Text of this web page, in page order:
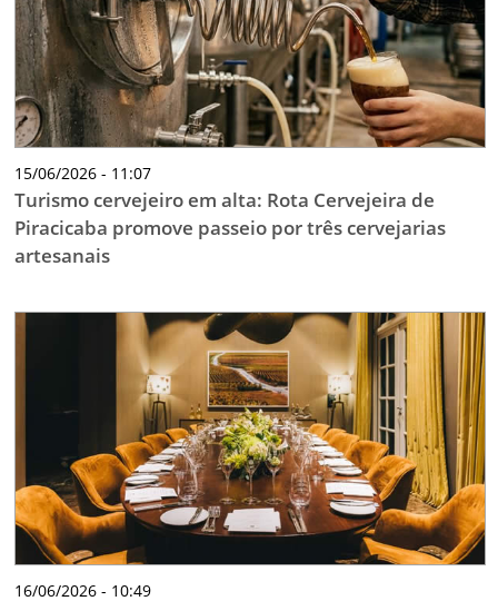
15/06/2026 - 11:07
Turismo cervejeiro em alta: Rota Cervejeira de
Piracicaba promove passeio por três cervejarias
artesanais
16/06/2026 - 10:49